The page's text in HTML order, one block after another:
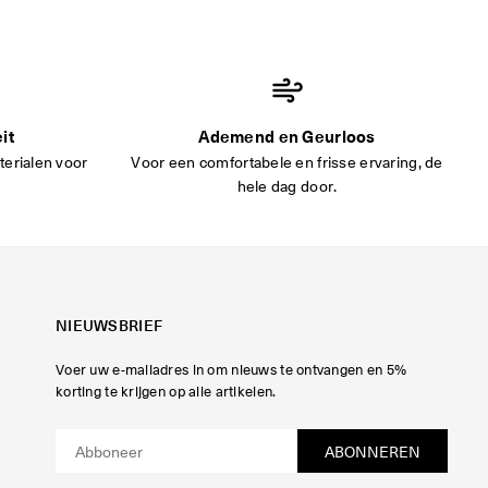
voor
Ademend en Geurloos
Voor een comfortabele en frisse ervaring, de
hele dag door.
NIEUWSBRIEF
Voer uw e-mailadres in om nieuws te ontvangen en 5%
korting te krijgen op alle artikelen.
ABONNEREN